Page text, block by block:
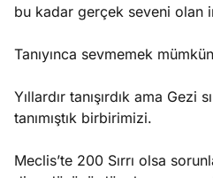
bu kadar gerçek seveni olan
Tanıyınca sevmemek
Yıllardır tanışırdık ama Gezi
tanımıştık birbirimizi.
Meclis’te 200 Sırrı olsa